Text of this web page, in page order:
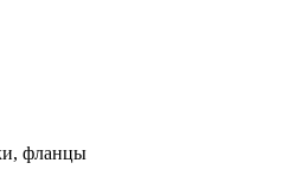
фланцы